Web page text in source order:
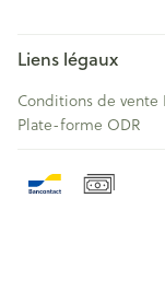
Liens légaux
Conditions de vente
Plate-forme ODR